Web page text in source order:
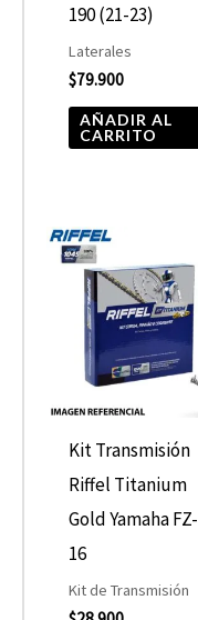
190 (21-23)
Laterales
$79.900
AÑADIR AL
CARRITO
Kit Transmisión
Riffel Titanium
Gold Yamaha FZ-
16
Kit de Transmisión